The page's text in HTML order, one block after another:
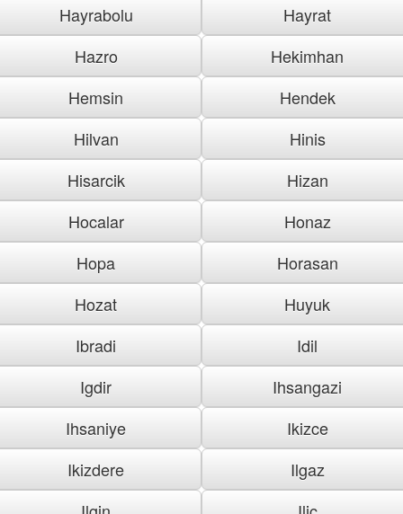
Hayrabolu
Hayrat
Hazro
Hekimhan
Hemsin
Hendek
Hilvan
Hinis
Hisarcik
Hizan
Hocalar
Honaz
Hopa
Horasan
Hozat
Huyuk
Ibradi
Idil
Igdir
Ihsangazi
Ihsaniye
Ikizce
Ikizdere
Ilgaz